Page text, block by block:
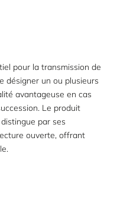
pour la transmission de
désigner un ou plusieurs
avantageuse en cas
Le produit
par ses
ouverte, offrant